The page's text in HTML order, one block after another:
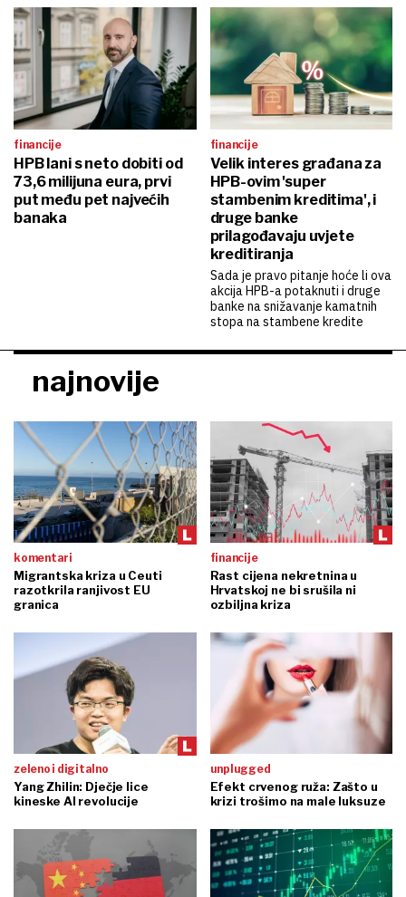
financije
HPB lani s neto dobiti od
73,6 milijuna eura, prvi
put među pet najvećih
banaka
financije
Velik interes građana za
HPB-ovim 'super
stambenim kreditima', i
druge banke
prilagođavaju uvjete
kreditiranja
Sada je pravo pitanje hoće li ova
akcija HPB-a potaknuti i druge
banke na snižavanje kamatnih
stopa na stambene kredite
najnovije
komentari
Migrantska kriza u Ceuti
razotkrila ranjivost EU
granica
financije
Rast cijena nekretnina u
Hrvatskoj ne bi srušila ni
ozbiljna kriza
zeleno i digitalno
Yang Zhilin: Dječje lice
kineske AI revolucije
unplugged
Efekt crvenog ruža: Zašto u
krizi trošimo na male luksuze